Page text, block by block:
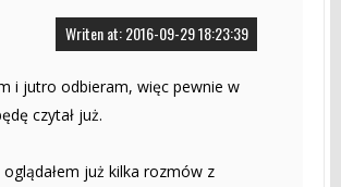
Writen at: 2016-09-29 18:23:39
i jutro odbieram, więc pewnie w
czytał już.
oglądałem już kilka rozmów z